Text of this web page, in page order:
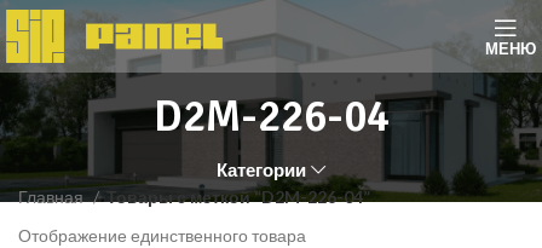
МЕНЮ
D2M-226-04
Категории
Главная
Товары с меткой “D2M-226-04”
Отображение единственного товара